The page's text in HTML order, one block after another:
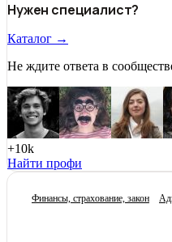
Нужен специалист?
Каталог →
Не ждите ответа в
+10k
Найти профи
Финансы, страхование, закон